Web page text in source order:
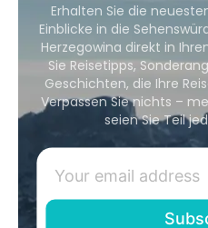
Erhalten Sie die
Einblicke in die
Herzegowina direkt in
Sie Reisetipps,
Geschichten, die Ihre
Verpassen Sie nichts –
seien Sie Teil